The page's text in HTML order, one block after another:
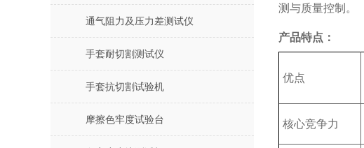
通气阻力及压力差测试仪
手套耐切割测试仪
手套抗切割试验机
摩擦色牢度试验台
测与质量控制。
产品特点：
优点
核心竞争力